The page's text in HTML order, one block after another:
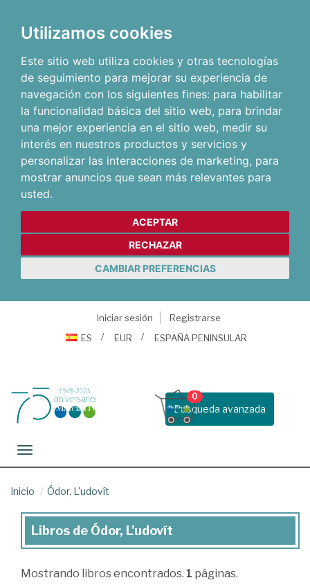
Utilizamos cookies
Este sitio web utiliza cookies y otras tecnologías
de seguimiento para mejorar su experiencia de
navegación con los siguientes fines: para habilitar
la funcionalidad básica del sitio web, para brindar
una mejor experiencia en el sitio web, medir su
interés en nuestros productos y servicios y
personalizar las interacciones de marketing, para
mostrar anuncios que sean más relevantes para
usted.
ACEPTAR
RECHAZAR
CAMBIAR PREFERENCIAS
Iniciar sesión
Registrarse
ES
EUR ESPAÑA PENINSULAR
Busqueda avanzada
0
Toggle navigation
Inicio Ódor, L'udovít
Libros
Ódor,
Libros de Ódor, L'udovít
Mostrando libros encontrados. 1 páginas.